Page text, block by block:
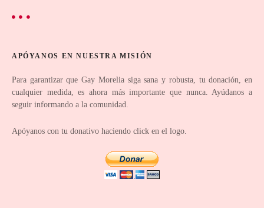
n
r
a
d
a
APÓYANOS EN NUESTRA MISIÓN
Para garantizar que Gay Morelia siga sana y robusta, tu donación, en
cualquier medida, es ahora más importante que nunca. Ayúdanos a
seguir informando a la comunidad.
Apóyanos con tu donativo haciendo click en el logo.